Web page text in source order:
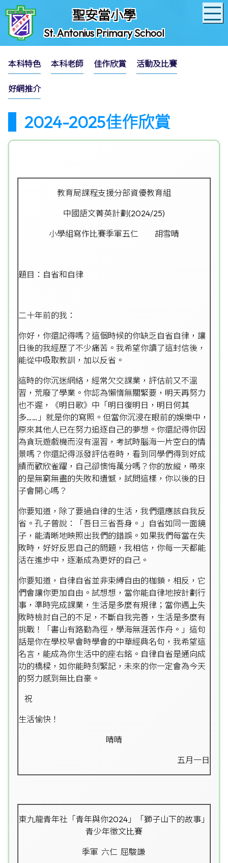
聖安當小學
St. Antonius Primary School
本科特色 本科老師 佳作欣賞 活動及比賽
好網推介
2024-2025佳作欣賞
教育局課程支援分部資優教育組
中國語文菁英計劃(2024/25)
小學組寫作比賽季軍五仁 胡雪晴
題目：自省和自律
二十年前的我：
你好，你還記得嗎？這個時候的你缺乏自省自律，讓
日後的我經歷了不少痛苦。我希望你讀了這封信後，
能從中吸取教訓，加以反省。
這時的你沉迷網絡，經常欠交課業，評估前又不溫
習，荒廢了學業。你認為懶惰無關緊要，明天再努力
也不遲，《明日歌》中「明日復明日，明日何其
多……」就是你的寫照。但當你沉浸在眼前的娛樂中，
原來其他人已在努力追逐自己的夢想。你還記得你因
為貪玩遊戲機而沒有溫習，考試時腦海一片空白的情
景嗎？你還記得派發評估卷時，看到同學們得到好成
績而歡欣雀躍，自己卻懊悔萬分嗎？你的放縱，帶來
的是無窮無盡的失敗和遺憾，試問這樣，你以後的日
子會開心嗎？
你要知道，除了要過自律的生活，我們還應該自我反
省。孔子曾說：「吾日三省吾身。」自省如同一面鏡
子，能清晰地映照出我們的錯誤。如果我們每當在失
敗時，好好反思自己的問題，我相信，你每一天都能
活在進步中，逐漸成為更好的自己。
你要知道，自律自省並非束縛自由的枷鎖，相反，它
們會讓你更加自由。試想想，當你能自律地按計劃行
事，準時完成課業，生活是多麼有規律；當你遇上失
敗時檢討自己的不足，不斷自我完善，生活是多麼有
挑戰！「書山有路勤為徑，學海無涯苦作舟。」這句
話是你在學校早會時學會的中華經典名句，我希望這
名言，能成為你生活中的座右銘。自律自省是通向成
功的橋樑，如你能時刻緊記，未來的你一定會為今天
的努力感到無比自豪。
祝
生活愉快！
晴晴
五月一日
東九龍青年社「青年與你2024」「獅子山下的故事」
青少年徵文比賽
季軍 六仁 屈駿謙